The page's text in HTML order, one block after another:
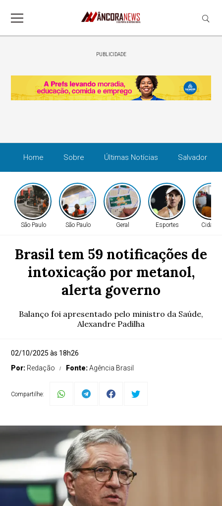
PUBLICIDADE
Home Sobre Últimas Notícias Salvador
São Paulo São Paulo Geral Esportes Cidades
Brasil tem 59 notificações de
intoxicação por metanol,
alerta governo
Balanço foi apresentado pelo ministro da Saúde,
Alexandre Padilha
02/10/2025 às 18h26
Por: Redação Fonte:Agência Brasil
Compartilhe: